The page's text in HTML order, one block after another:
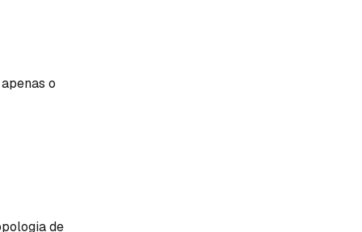
o
de